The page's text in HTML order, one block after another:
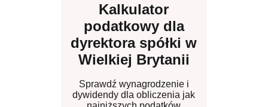
Kalkulator
podatkowy dla
dyrektora spółki w
Wielkiej Brytanii
Sprawdź wynagrodzenie i
dywidendy dla obliczenia jak